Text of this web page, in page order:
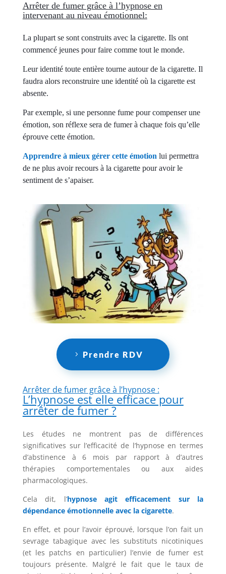
Arrêter de fumer grâce à l’hypnose en
intervenant au niveau émotionnel:
La plupart se sont construits avec la cigarette. Ils ont
commencé jeunes pour faire comme tout le monde.
Leur identité toute entière tourne autour de la cigarette. Il
faudra alors reconstruire une identité où la cigarette est
absente.
Par exemple, si une personne fume pour compenser une
émotion, son réflexe sera de fumer à chaque fois qu’elle
éprouve cette émotion.
Apprendre à mieux gérer cette émotion lui permettra
de ne plus avoir recours à la cigarette pour avoir le
sentiment de s’apaiser.
Prendre RDV
Arrêter de fumer grâce à l’hypnose :
L’hypnose est elle efficace pour
arrêter de fumer ?
Les études ne montrent pas de différences
significatives sur l’efficacité de l’hypnose en termes
d’abstinence à 6 mois par rapport à d’autres
thérapies comportementales ou aux aides
pharmacologiques.
Cela dit, l’hypnose agit efficacement sur la
dépendance émotionnelle avec la cigarette.
En effet, et pour l’avoir éprouvé, lorsque l’on fait un
sevrage tabagique avec les substituts nicotiniques
(et les patchs en particulier) l’envie de fumer est
toujours présente. Malgré le fait que le taux de